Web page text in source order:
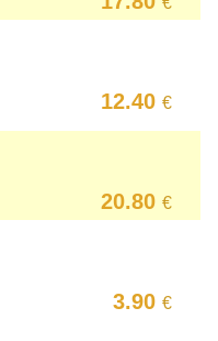
12.40€
20.80€
3.90€